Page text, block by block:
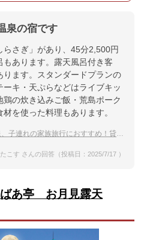
泉の宿です
さぎ」があり、45分2,500円
あります。露天風呂付き客
ます。スタンダードプランの
キ・天ぷらなどはライブキッ
の炊き込みご飯・荒島ポーク
を使った料理もあります。
の家族旅行におすすめ！貸切風呂がある温泉宿ランキング
こす さんの回答（投稿日：2025/7/17 ）
あ亭 お月見露天